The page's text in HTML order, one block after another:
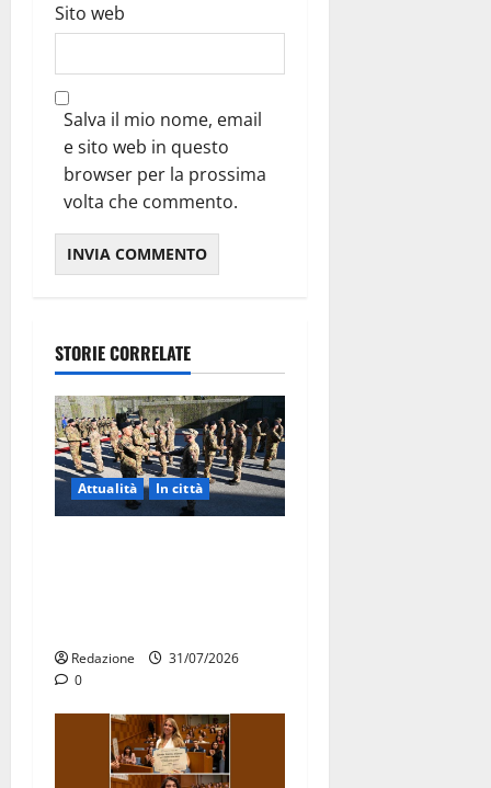
Sito web
Salva il mio nome, email
e sito web in questo
browser per la prossima
volta che commento.
STORIE CORRELATE
Attualità In città
Redazione
31/07/2026
0